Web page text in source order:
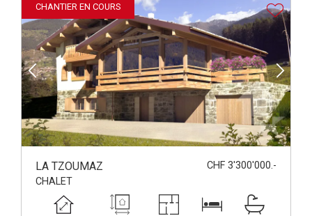
CHANTIER EN COURS
LA TZOUMAZ
CHF 3'300'000.-
CHALET